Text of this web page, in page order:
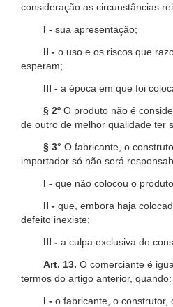
consideração as circunstâncias
I - sua apresentação;
II - o uso e os riscos que
esperam;
III - a época em que foi
§ 2º O produto não é
de outro de melhor qualidade ter
§ 3° O fabricante, o
importador só não será
I - que não colocou o
II - que, embora haja
defeito inexiste;
III - a culpa exclusiva do
Art. 13. O comerciante é
termos do artigo anterior, quando:
I - o fabricante, o